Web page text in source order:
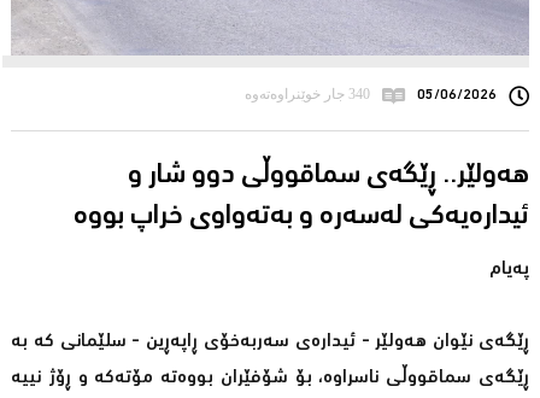
05/06/2026 340 جار خوێنراوەتەوە
هەولێر.. ڕێگەی سماقووڵی دوو شار و
ئیدارەیەكى لەسەرە و بەتەواوى خراپ بووە
پەیام
ڕێگەی نێوان هەولێر - ئیدارەی سەربەخۆی ڕاپەڕین - سلێمانی كە بە
ڕێگەی سماقووڵی ناسراوە، بۆ شۆفێران بووەتە مۆتەكە و ڕۆژ نییە